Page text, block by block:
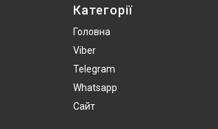
Категорії
Головна
Viber
Telegram
Whatsapp
Сайт